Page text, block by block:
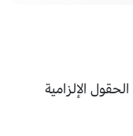
الحقول الإلزامية